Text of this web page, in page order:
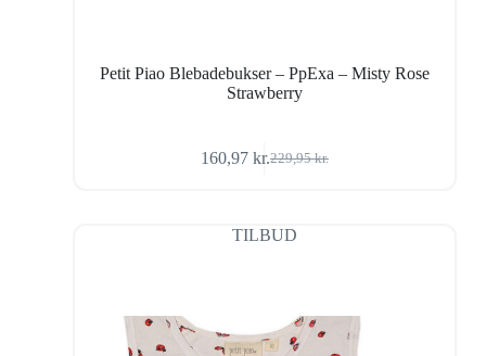
Petit Piao Blebadebukser – PpExa – Misty Rose
Strawberry
229,95kr.
Den
var:
229,95 kr..
160,97 kr.Den
er:
160,97 kr..
TILBUD